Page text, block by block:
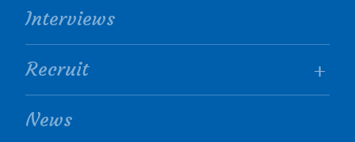
Interviews
Recruit
News